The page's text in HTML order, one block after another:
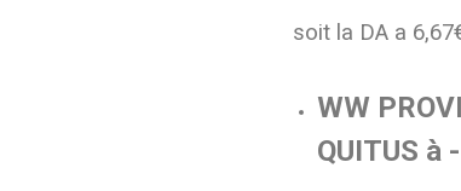
soit la DA a
WW
QUITUS à